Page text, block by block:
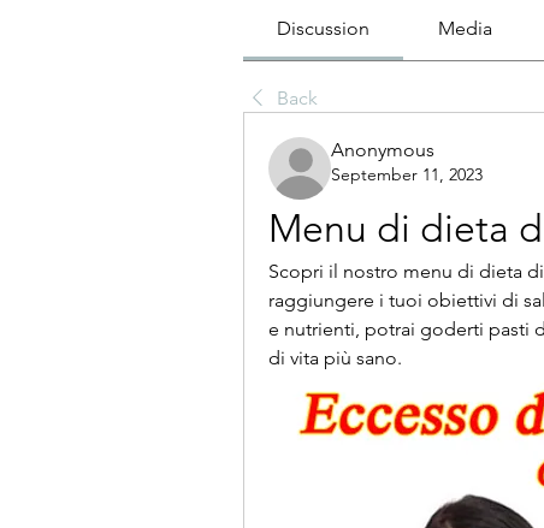
Discussion Media
Back
Anonymous
September 11, 2023
Menu di dieta
Scopri il nostro menu di dieta
raggiungere i tuoi obiettivi di
e nutrienti, potrai goderti pasti
di vita più sano.